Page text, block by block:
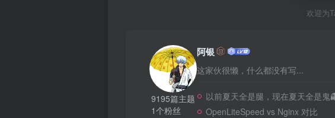
欢迎为
9195篇主题
1个粉丝
阿银
这家伙很懒，什么都没有写...
以前夏天全是腿，现在夏天全是鬼
OpenLiteSpeed vs Nginx 对比